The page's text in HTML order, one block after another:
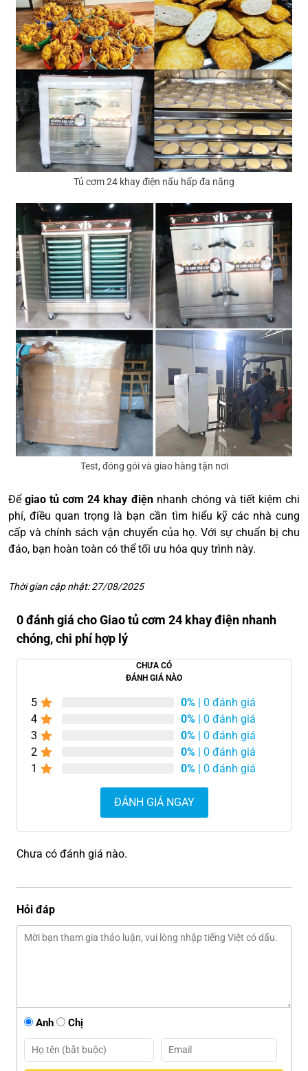
Tủ cơm 24 khay điện nấu hấp đa năng
Test, đóng gói và giao hàng tận nơi
Đểgiao tủ cơm 24 khay điệnnhanh chóng và tiết kiệm chi
phí, điều quan trọng là bạn cần tìm hiểu kỹ các nhà cung
cấp và chính sách vận chuyển của họ. Với sự chuẩn bị chu
đáo, bạn hoàn toàn có thể tối ưu hóa quy trình này.
Thời gian cập nhật: 27/08/2025
0 đánh giá cho Giao tủ cơm 24 khay điện nhanh
chóng, chi phí hợp lý
CHƯA CÓ
ĐÁNH GIÁ NÀO
5 0% | 0 đánh giá
4
0% | 0 đánh giá
3
0% | 0 đánh giá
2
0% | 0 đánh giá
1
0% | 0 đánh giá
ĐÁNH GIÁ NGAY
Chưa có đánh giá nào.
Hỏi đáp
Anh Chị